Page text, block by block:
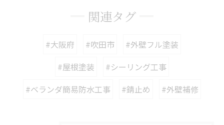
関連タグ
#大阪府 #吹田市
#外壁フル塗装
#屋根塗装
#シーリング工事
#ベランダ簡易防水工事
#錆止め #外壁補修